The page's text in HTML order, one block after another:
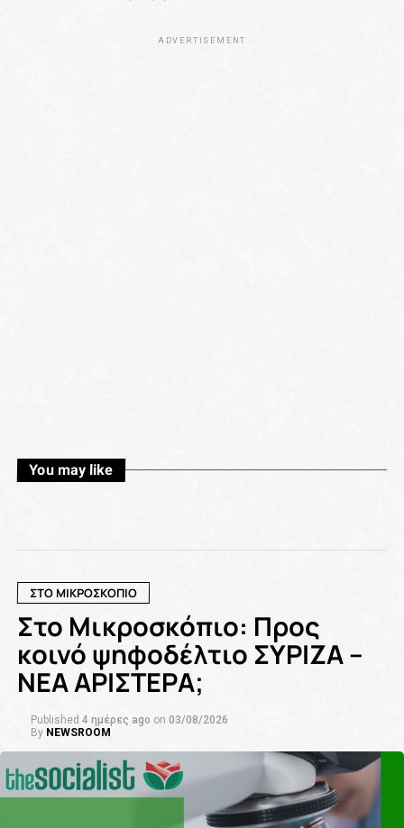
ADVERTISEMENT
You may like
ΣΤΟ ΜΙΚΡΟΣΚΟΠΙΟ
Στο Μικροσκόπιο: Προς
κοινό ψηφοδέλτιο ΣΥΡΙΖΑ –
ΝΕΑ ΑΡΙΣΤΕΡΑ;
Published 4 ημέρες ago on 03/08/2026
By NEWSROOM